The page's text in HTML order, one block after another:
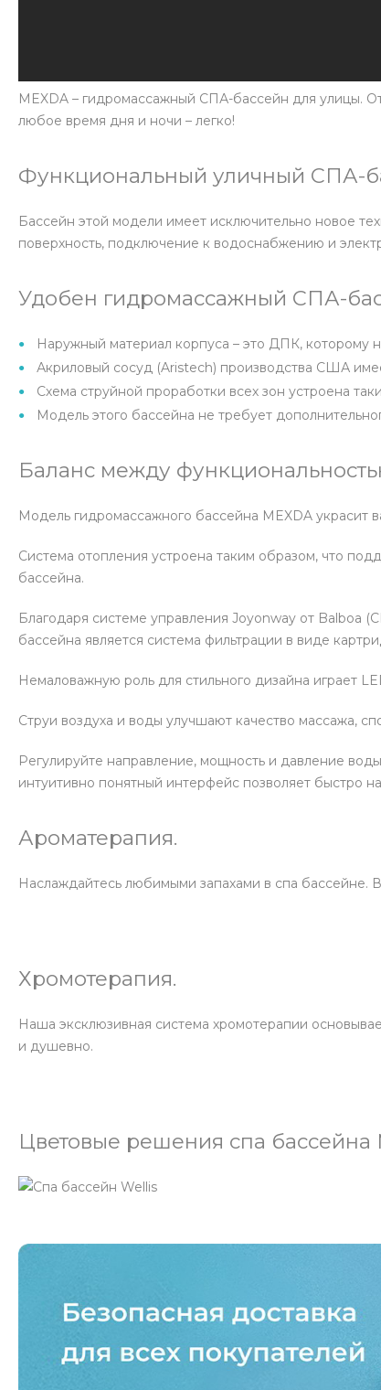
MEXDA – гидромассажный СПА-бассейн для улицы.
любое время дня и ночи – легко!
Функциональный уличный СПА-
Бассейн этой модели имеет исключительно новое
поверхность, подключение к водоснабжению и
Удобен гидромассажный СПА-
Наружный материал корпуса – это ДПК, которому
Акриловый сосуд (Aristech) производства США
Схема струйной проработки всех зон устроена
Модель этого бассейна не требует
Баланс между
Модель гидромассажного бассейна MEXDA украсит
Система отопления устроена таким образом, что
бассейна.
Благодаря системе управления Joyonway от Balboa
бассейна является система фильтрации в виде
Немаловажную роль для стильного дизайна играет
Струи воздуха и воды улучшают качество массажа,
Регулируйте направление, мощность и давление
интуитивно понятный интерфейс позволяет быстро
Ароматерапия.
Наслаждайтесь любимыми запахами в спа бассейне.
Хромотерапия.
Наша эксклюзивная система хромотерапии
и душевно.
Цветовые решения спа бассейна